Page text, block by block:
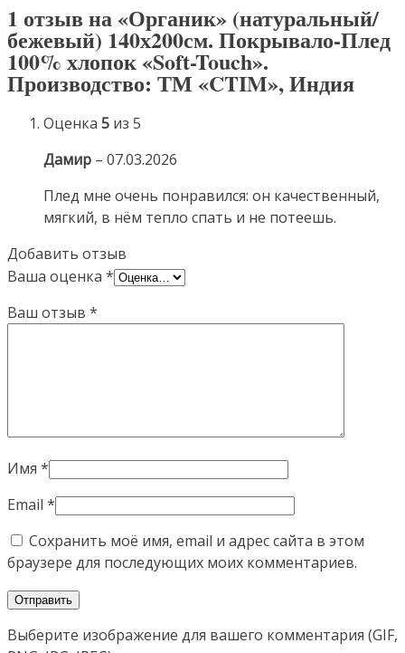
1 отзыв на«Органик» (натуральный/
бежевый) 140х200см. Покрывало-Плед
100% хлопок «Soft-Touch».
Производство: ТМ «CTIM», Индия
Оценка 5 из 5
Дамир – 07.03.2026
Плед мне очень понравился: он качественный,
мягкий, в нём тепло спать и не потеешь.
Добавить отзыв
Ваша оценка *
Ваш отзыв *
Имя *
Email *
Сохранить моё имя, email и адрес сайта в этом
браузере для последующих моих комментариев.
Выберите изображение для вашего комментария (GIF,